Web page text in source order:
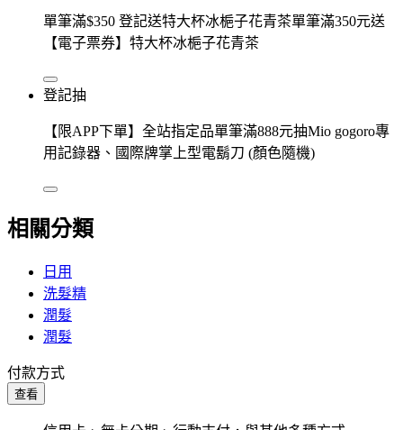
單筆滿$350 登記送特大杯冰梔子花青茶單筆滿350元送
【電子票券】特大杯冰梔子花青茶
登記抽
【限APP下單】全站指定品單筆滿888元抽Mio gogoro專
用記錄器、國際牌掌上型電鬍刀 (顏色隨機)
相關分類
日用
洗髮精
潤髮
潤髮
付款方式
查看